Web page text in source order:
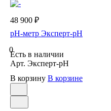
48 900 ₽
рН-метр Эксперт-рН
0
Есть в наличии
Арт. Эксперт-рН
В корзину В корзине